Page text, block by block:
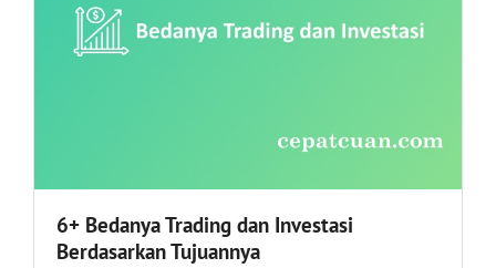
6+ Bedanya Trading dan Investasi
Berdasarkan Tujuannya